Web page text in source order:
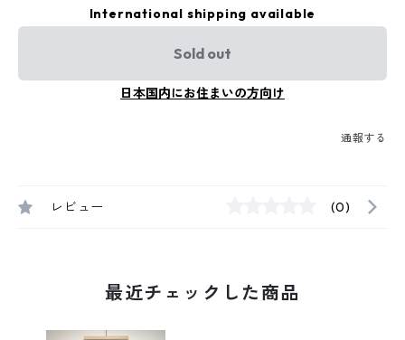
International shipping available
Sold out
日本国内にお住まいの方向け
通報する
レビュー (0)
最近チェックした商品